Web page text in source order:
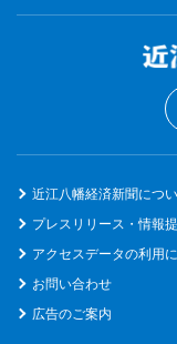
近江八幡経済新聞につ
プレスリリース・情報
アクセスデータの利用
お問い合わせ
広告のご案内